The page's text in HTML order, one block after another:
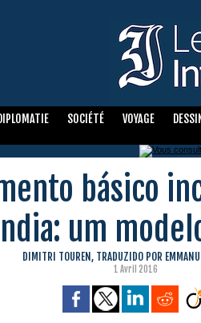
SOCIÉTÉ VOYAGE
básico
um
DIMITRI TOUREN, TRADUZIDO POR
1 Avril 2016